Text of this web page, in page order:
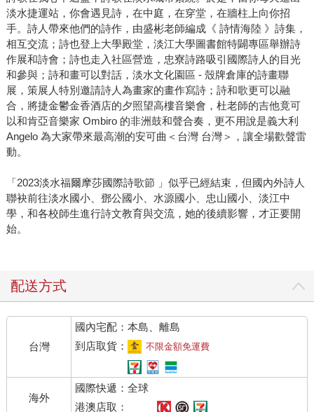
淡水捷運站，你會遇見詩，在中庭，在穿堂，在牆柱上向你招
手。詩人帶來他們的詩作，由盛彬老師編成《 詩情海陸 》詩集，
相互交流；詩也登上大學殿堂，淡江大學圖書館特闢專區舉辦詩
作展和詩會；詩也走入社區營造，忠寮詩路吸引國際詩人的目光
和參與；詩和畫可以對話，淡水文化園區 - 殼牌倉庫的詩畫聯
展，策展人特別邀請詩人為畫家的畫作寫詩；詩和歌更可以融
合，將捷金鬱金香酒店的夕照望高樓音樂會，杜老師的吉他竟可
以和肯亞音樂家 Ombiro 的非洲鼓和聲合奏，更不用說是義大利
Angelo 為大家帶來最高潮的安可曲＜台灣 台灣＞，讓全場歡聲雷
動。
「2023淡水福爾摩莎國際詩歌節 」似乎已經結束，但國內外詩人
聯袂前往淡水國小、鄧公國小、水源國小、忠山國小、淡江中
學，和各校師生進行詩文教育與交流，她的後續影響，才正要開
始。
配送方式
台灣
國內宅配：本島、離島
到店取貨：
不限金額免運費
海外
國際快遞：全球
港澳店取：